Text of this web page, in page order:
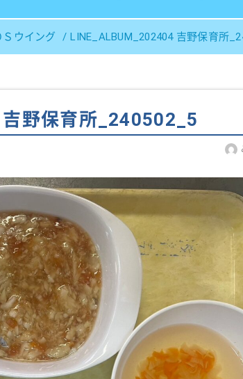
ウイング LINE_ALBUM_202404 吉野保育所
野保育所_240502_5